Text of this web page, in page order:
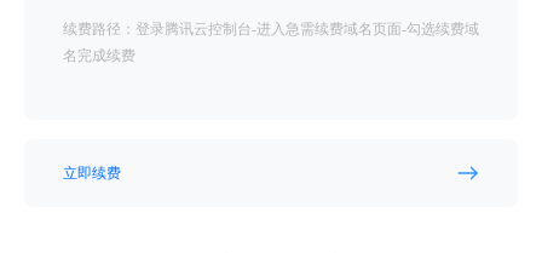
续费路径：登录腾讯云控制台-进入急需续费域名页面-勾选续费域
名完成续费
立即续费